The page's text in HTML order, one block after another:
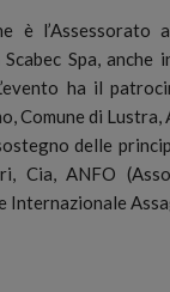
è l’Assessorato
Spa,
ha il
Comune di
delle
Cia, ANFO